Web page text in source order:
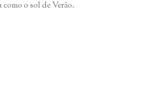
o sol de Verão.